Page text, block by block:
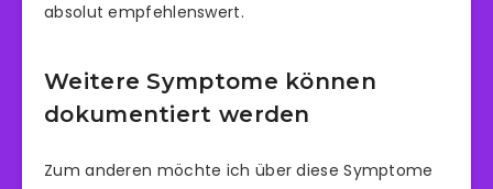
absolut empfehlenswert.
Weitere Symptome können
dokumentiert werden
Zum anderen möchte ich über diese Symptome